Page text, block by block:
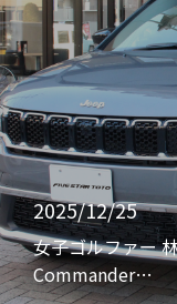
2025/12/25
女子ゴルファー
Commander…